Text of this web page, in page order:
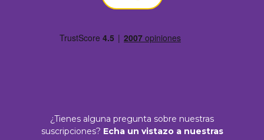
¿Tienes alguna pregunta sobre nuestras
suscripciones? Echa un vistazo a nuestras